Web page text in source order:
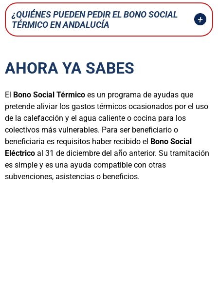
¿QUIÉNES PUEDEN PEDIR EL BONO SOCIAL
TÉRMICO EN ANDALUCÍA
AHORA YA SABES
El Bono Social Térmico es un programa de ayudas que
pretende aliviar los gastos térmicos ocasionados por el uso
de la calefacción y el agua caliente o cocina para los
colectivos más vulnerables. Para ser beneficiario o
beneficiaria es requisitos haber recibido el Bono Social
Eléctrico al 31 de diciembre del año anterior. Su tramitación
es simple y es una ayuda compatible con otras
subvenciones, asistencias o beneficios.